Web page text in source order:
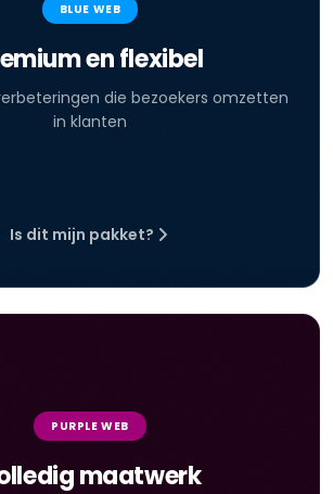
BLUE WEB
en flexibel
die bezoekers omzetten
in klanten
Is dit mijn pakket?
PURPLE WEB
maatwerk